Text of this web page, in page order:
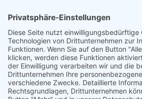
Footer
Cookie-Einstellungen Datenschutz
intern
by